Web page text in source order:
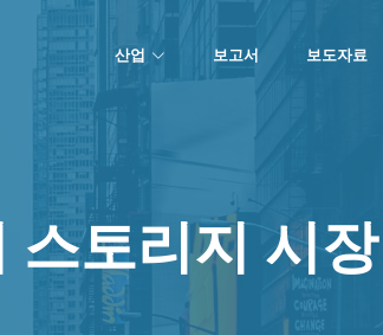
산업 보고서 보도자료
스토리지 시장